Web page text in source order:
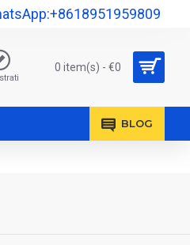
0 item(s) - €0
BLOG